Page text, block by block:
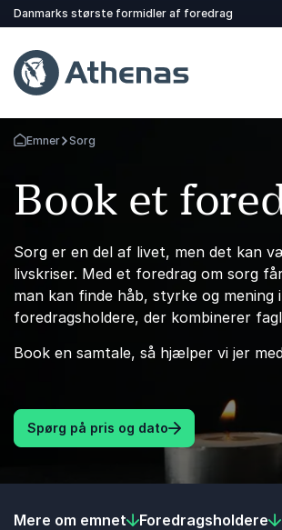
Danmarks største formidler af foredrag
Tilbage til forsiden
Emner Sorg
Book et
Sorg er en del af livet, men det kan
livskriser. Med et foredrag om sorg
man kan finde håb, styrke og
foredragsholdere, der kombinerer
Book en samtale, så hjælper vi jer
Spørg på pris og dato
Mere om emnet Foredragsholdere